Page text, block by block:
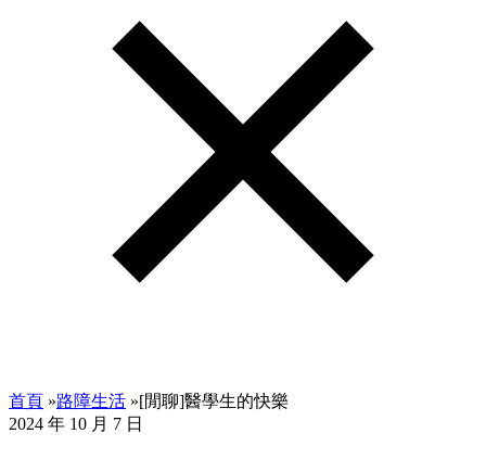
首頁 »路障生活 »[閒聊]醫學生的快樂
2024 年 10 月 7 日